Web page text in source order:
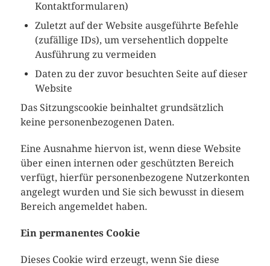
Kontaktformularen)
Zuletzt auf der Website ausgeführte Befehle
(zufällige IDs), um versehentlich doppelte
Ausführung zu vermeiden
Daten zu der zuvor besuchten Seite auf dieser
Website
Das Sitzungscookie beinhaltet grundsätzlich
keine personenbezogenen Daten.
Eine Ausnahme hiervon ist, wenn diese Website
über einen internen oder geschützten Bereich
verfügt, hierfür personenbezogene Nutzerkonten
angelegt wurden und Sie sich bewusst in diesem
Bereich angemeldet haben.
Ein permanentes Cookie
Dieses Cookie wird erzeugt, wenn Sie diese